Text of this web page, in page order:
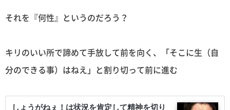
それを『何性』というのだろう？
キリのいい所で諦めて手放して前を向く、「そこに生（自
分のできる事）はねえ」と割り切って前に進む